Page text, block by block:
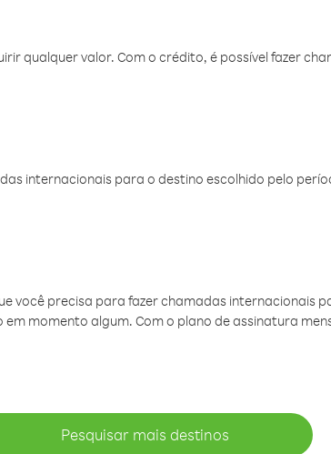
qualquer valor. Com o crédito, é possível fazer
internacionais para o destino escolhido pelo
você precisa para fazer chamadas internacionais
momento algum. Com o plano de assinatura
Pesquisar mais destinos